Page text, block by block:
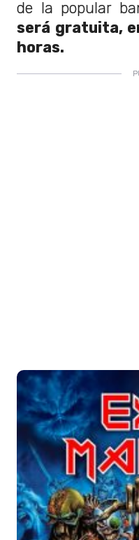
de la popular
será gratuita,
horas.